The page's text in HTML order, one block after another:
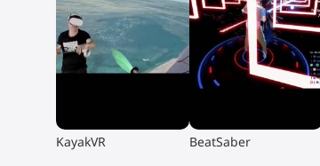
▶
KayakVR ▶
BeatSaber